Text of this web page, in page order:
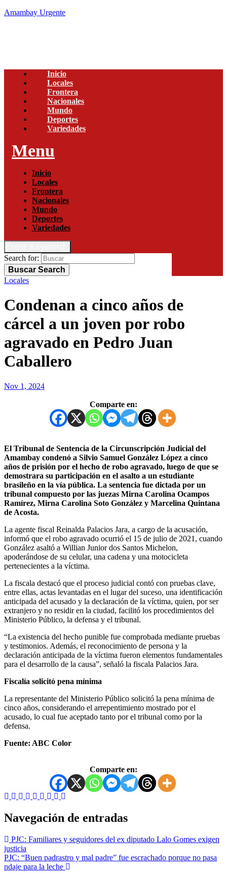
Amambay Urgente
Inicio
Locales
Frontera
Nacionales
Mundo
Deportes
Variedades
Menu
Inicio
Locales
Frontera
Nacionales
Mundo
Deportes
Variedades
Search for:
Buscar Search
Locales
Condenan a cinco años de
cárcel a un joven por robo
agravado en Pedro Juan
Caballero
Nov 1, 2024
Comparte en:
El Tribunal de Sentencia de la Circunscripción Judicial del
Amambay condenó a Silvio Samuel González López a cinco
años de prisión por el hecho de robo agravado, luego de que se
demostrara su participación en el asalto a un estudiante
brasileño en la vía pública. La sentencia fue dictada por un
tribunal compuesto por las juezas Mirna Carolina Ocampos
Ramírez, Mirna Carolina Soto González y Marcelina Quintana
de Acosta.
La agente fiscal Reinalda Palacios Jara, a cargo de la acusación,
informó que el robo agravado ocurrió el 15 de julio de 2021, cuando
González asaltó a Willian Junior dos Santos Michelon,
apoderándose de su celular, una cadena y una motocicleta
pertenecientes a la víctima.
La fiscala destacó que el proceso judicial contó con pruebas clave,
entre ellas, actas levantadas en el lugar del suceso, una identificación
anticipada del acusado y la declaración de la víctima, quien, por ser
extranjero y no residir en la ciudad, facilitó los procedimientos del
Ministerio Público, la defensa y el tribunal.
“La existencia del hecho punible fue comprobada mediante pruebas
y testimonios. Además, el reconocimiento de persona y la
declaración anticipada de la víctima fueron elementos fundamentales
para el desarrollo de la causa”, señaló la fiscala Palacios Jara.
Fiscalía solicitó pena mínima
La representante del Ministerio Público solicitó la pena mínima de
cinco años, considerando el arrepentimiento mostrado por el
acusado, lo cual fue aceptado tanto por el tribunal como por la
defensa.
Fuente: ABC Color
Comparte en:
Navegación de entradas
PJC: Familiares y seguidores del ex diputado Lalo Gomes exigen
justicia
PJC: “Buen padrastro y mal padre” fue escrachado porque no pasa
ndaje para la leche